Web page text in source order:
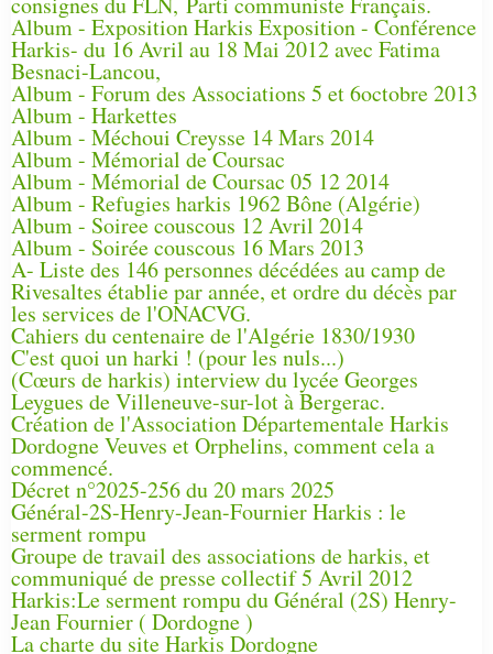
Album - Exposition Harkis Exposition - Conférence
Harkis- du 16 Avril au 18 Mai 2012 avec Fatima
Besnaci-Lancou,
Album - Forum des Associations 5 et 6octobre 2013
Album - Harkettes
Album - Méchoui Creysse 14 Mars 2014
Album - Mémorial de Coursac
Album - Mémorial de Coursac 05 12 2014
Album - Refugies harkis 1962 Bône (Algérie)
Album - Soiree couscous 12 Avril 2014
Album - Soirée couscous 16 Mars 2013
A- Liste des 146 personnes décédées au camp de
Rivesaltes établie par année, et ordre du décès par
les services de l'ONACVG.
Cahiers du centenaire de l'Algérie 1830/1930
C'est quoi un harki ! (pour les nuls...)
(Cœurs de harkis) interview du lycée Georges
Leygues de Villeneuve-sur-lot à Bergerac.
Création de l'Association Départementale Harkis
Dordogne Veuves et Orphelins, comment cela a
commencé.
Décret n°2025-256 du 20 mars 2025
Général-2S-Henry-Jean-Fournier Harkis : le
serment rompu
Groupe de travail des associations de harkis, et
communiqué de presse collectif 5 Avril 2012
Harkis:Le serment rompu du Général (2S) Henry-
Jean Fournier ( Dordogne )
La charte du site Harkis Dordogne